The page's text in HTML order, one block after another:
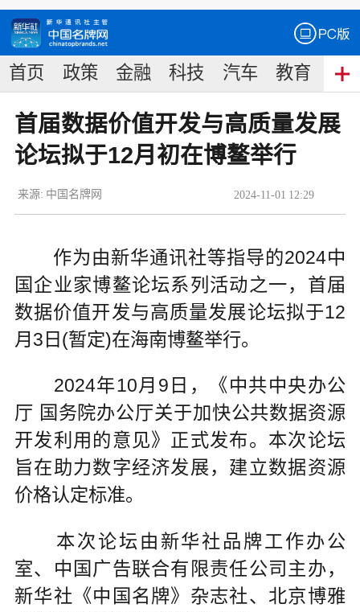
首页 政策 金融 科技 汽车 教育 食
首届数据价值开发与高质量发展
论坛拟于12月初在博鳌举行
2024-11-01 12:29
来源: 中国名牌网
作为由新华通讯社等指导的2024中
国企业家博鳌论坛系列活动之一，首届
数据价值开发与高质量发展论坛拟于12
月3日(暂定)在海南博鳌举行。
2024年10月9日，《中共中央办公
厅 国务院办公厅关于加快公共数据资源
开发利用的意见》正式发布。本次论坛
旨在助力数字经济发展，建立数据资源
价格认定标准。
本次论坛由新华社品牌工作办公
室、中国广告联合有限责任公司主办，
新华社《中国名牌》杂志社、北京博雅